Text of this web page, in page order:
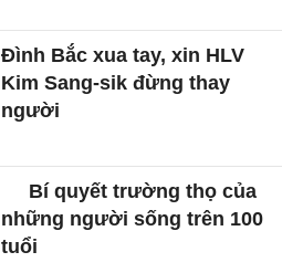
Đình Bắc xua tay, xin HLV
Kim Sang-sik đừng thay
người
Bí quyết trường thọ của
những người sống trên 100
tuổi